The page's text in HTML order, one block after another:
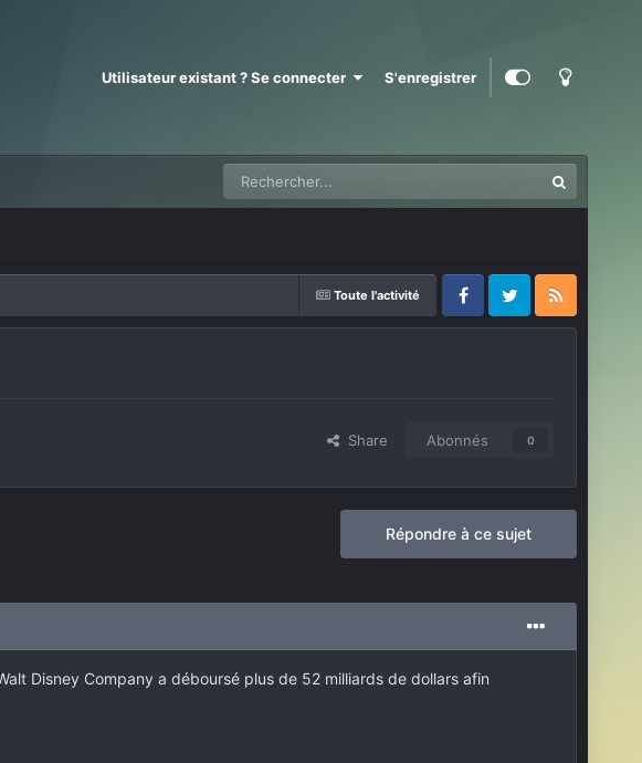
Utilisateur existant ? Se connecter S'enregistrer
Toute l'activité
FacebookTwitter RSS
Share Abonnés 0
Répondre à ce sujet
Disney Company a déboursé plus de 52 milliards de dollars afin